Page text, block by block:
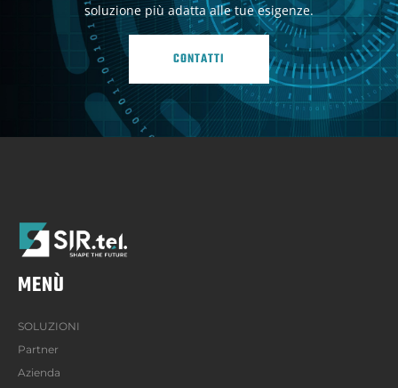
soluzione più adatta alle tue esigenze.
CONTATTI
MENÙ
SOLUZIONI
Partner
Azienda